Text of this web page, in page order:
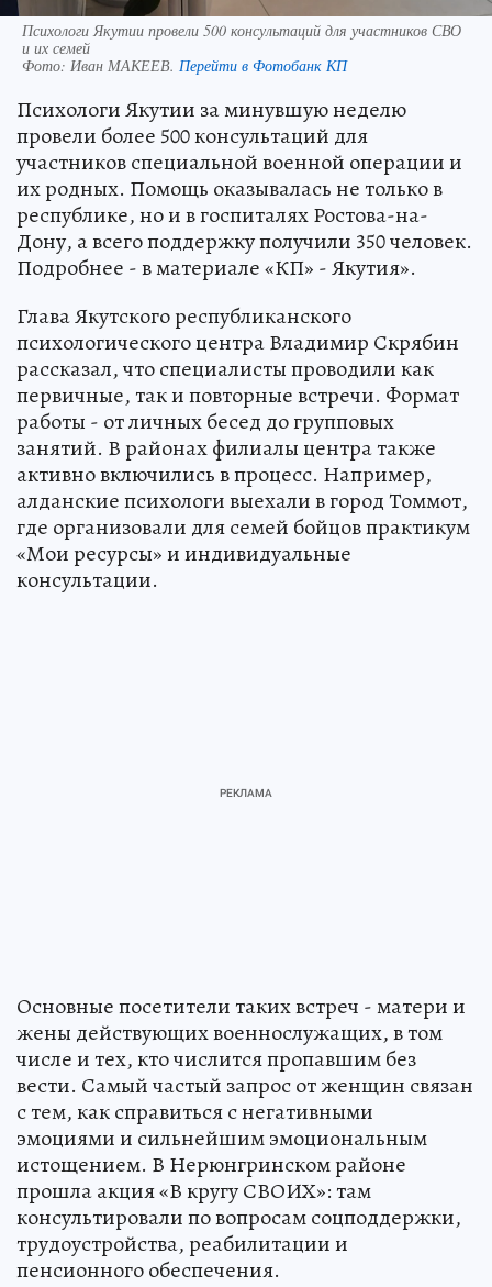
Психологи Якутии провели 500 консультаций для участников СВО
и их семей
Фото: Иван МАКЕЕВ. Перейти в Фотобанк КП
Психологи Якутии за минувшую неделю
провели более 500 консультаций для
участников специальной военной операции и
их родных. Помощь оказывалась не только в
республике, но и в госпиталях Ростова-на-
Дону, а всего поддержку получили 350 человек.
Подробнее - в материале «КП» - Якутия».
Глава Якутского республиканского
психологического центра Владимир Скрябин
рассказал, что специалисты проводили как
первичные, так и повторные встречи. Формат
работы - от личных бесед до групповых
занятий. В районах филиалы центра также
активно включились в процесс. Например,
алданские психологи выехали в город Томмот,
где организовали для семей бойцов практикум
«Мои ресурсы» и индивидуальные
консультации.
Основные посетители таких встреч - матери и
жены действующих военнослужащих, в том
числе и тех, кто числится пропавшим без
вести. Самый частый запрос от женщин связан
с тем, как справиться с негативными
эмоциями и сильнейшим эмоциональным
истощением. В Нерюнгринском районе
прошла акция «В кругу СВОИХ»: там
консультировали по вопросам соцподдержки,
трудоустройства, реабилитации и
пенсионного обеспечения.